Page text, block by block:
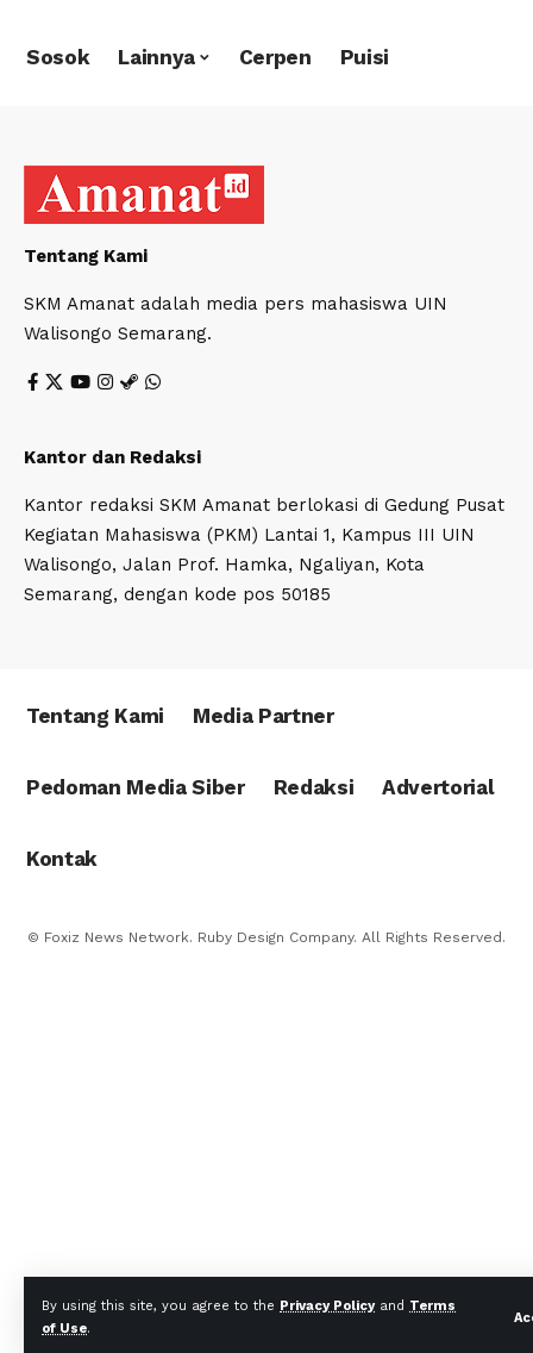
By using this site, you agree to the Privacy Policyand Terms
of Use.
Sosok Lainnya Cerpen Puisi
Tentang Kami
SKM Amanat adalah media pers mahasiswa UIN
Walisongo Semarang.
Kantor dan Redaksi
Kantor redaksi SKM Amanat berlokasi di Gedung Pusat
Kegiatan Mahasiswa (PKM) Lantai 1, Kampus III UIN
Walisongo, Jalan Prof. Hamka, Ngaliyan, Kota
Semarang, dengan kode pos 50185
Tentang Kami Media Partner
Pedoman Media Siber Redaksi Advertorial
Kontak
© Foxiz News Network. Ruby Design Company. All Rights Reserved.